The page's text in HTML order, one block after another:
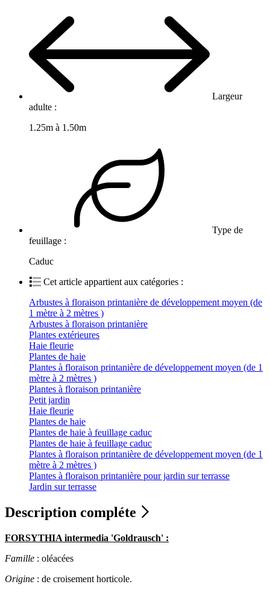
Largeur
adulte :
1.25m à 1.50m
Type de
feuillage :
Caduc
Cet article appartient aux catégories :
Arbustes à floraison printanière de développement moyen (de
1 mètre à 2 mètres )
Arbustes à floraison printanière
Plantes extérieures
Haie fleurie
Plantes de haie
Plantes à floraison printanière de développement moyen (de 1
mètre à 2 mètres )
Plantes à floraison printanière
Petit jardin
Haie fleurie
Plantes de haie
Plantes de haie à feuillage caduc
Plantes de haie à feuillage caduc
Plantes à floraison printanière de développement moyen (de 1
mètre à 2 mètres )
Plantes à floraison printanière pour jardin sur terrasse
Jardin sur terrasse
Description compléte
FORSYTHIA intermedia 'Goldrausch' :
Famille : oléacées
Origine : de croisement horticole.